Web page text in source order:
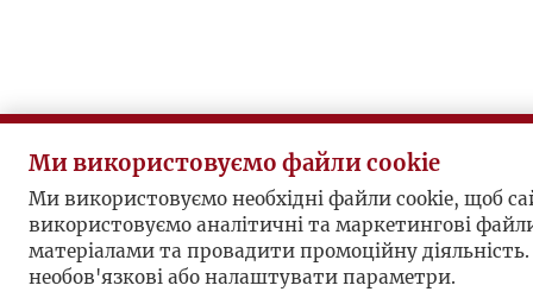
Ми використовуємо файли cookie
Ми використовуємо необхідні файли cookie,
використовуємо аналітичні та маркетингові
матеріалами та провадити промоційну
необов'язкові або налаштувати параметри.